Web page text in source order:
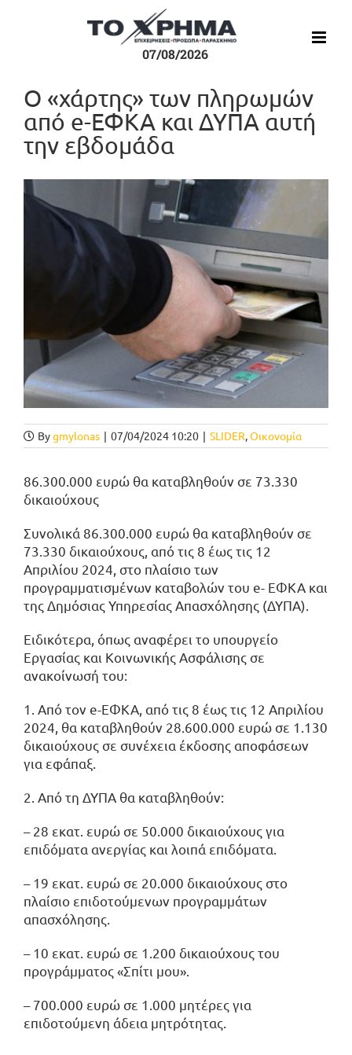
07/08/2026
Ο «χάρτης» των πληρωμών
από e-ΕΦΚΑ και ΔΥΠΑ αυτή
την εβδομάδα
Προβολή
μεγαλύτερης
εικόνας
Bygmylonas | 07/04/2024 10:20 | SLIDER,Οικονομία
86.300.000 ευρώ θα καταβληθούν σε 73.330
δικαιούχους
Συνολικά 86.300.000 ευρώ θα καταβληθούν σε
73.330 δικαιούχους, από τις 8 έως τις 12
Απριλίου 2024, στο πλαίσιο των
προγραμματισμένων καταβολών του e- ΕΦΚΑ και
της Δημόσιας Υπηρεσίας Απασχόλησης (ΔΥΠΑ).
Ειδικότερα, όπως αναφέρει το υπουργείο
Εργασίας και Κοινωνικής Ασφάλισης σε
ανακοίνωσή του:
1. Από τον e-ΕΦΚΑ, από τις 8 έως τις 12 Απριλίου
2024, θα καταβληθούν 28.600.000 ευρώ σε 1.130
δικαιούχους σε συνέχεια έκδοσης αποφάσεων
για εφάπαξ.
2. Από τη ΔΥΠΑ θα καταβληθούν:
– 28 εκατ. ευρώ σε 50.000 δικαιούχους για
επιδόματα ανεργίας και λοιπά επιδόματα.
– 19 εκατ. ευρώ σε 20.000 δικαιούχους στο
πλαίσιο επιδοτούμενων προγραμμάτων
απασχόλησης.
– 10 εκατ. ευρώ σε 1.200 δικαιούχους του
προγράμματος «Σπίτι μου».
– 700.000 ευρώ σε 1.000 μητέρες για
επιδοτούμενη άδεια μητρότητας.